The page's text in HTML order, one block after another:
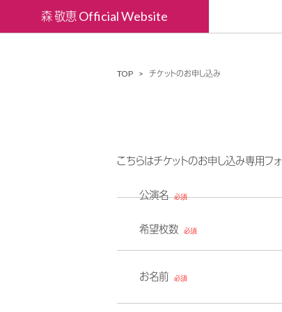
森 敬恵 Official Website
TOP チケットのお申し込み
こちらはチケットのお申し込み専用フ
公演名
希望枚数
お名前